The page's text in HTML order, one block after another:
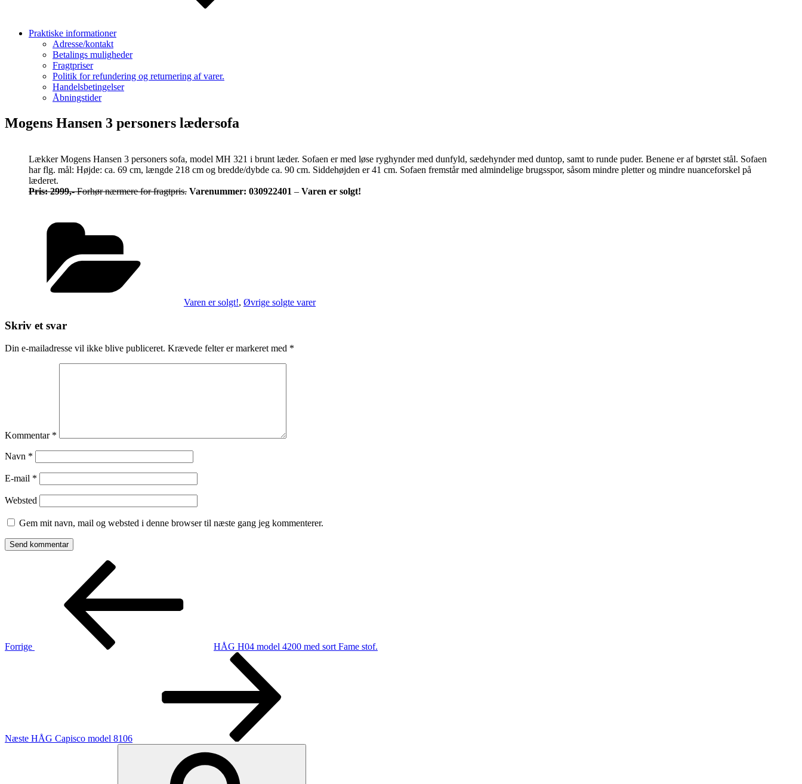
Praktiske informationer
Adresse/kontakt
Betalings muligheder
Fragtpriser
Politik for refundering og returnering af varer.
Handelsbetingelser
Åbningstider
Mogens Hansen 3 personers lædersofa
Lækker Mogens Hansen 3 personers sofa, model MH 321 i brunt læder. Sofaen er med løse ryghynder med dunfyld, sædehynder med duntop, samt to runde puder. Benene er af børstet stål. Sofaen
har flg. mål: Højde: ca. 69 cm, længde 218 cm og bredde/dybde ca. 90 cm. Siddehøjden er 41 cm. Sofaen fremstår med almindelige brugsspor, såsom mindre pletter og mindre nuanceforskel på
læderet.
Pris: 2999,-Forhør nærmere for fragtpris. Varenummer: 030922401 – Varen er solgt!
Varen er solgt!, Øvrige solgte varer
Skriv et svar
Din e-mailadresse vil ikke blive publiceret. Krævede felter er markeret med *
Kommentar *
Navn *
E-mail *
Websted
Gem mit navn, mail og websted i denne browser til næste gang jeg kommenterer.
Indlægsnavigation
Forrige
HÅG H04 model 4200 med sort Fame stof.
Næste HÅG Capisco model 8106